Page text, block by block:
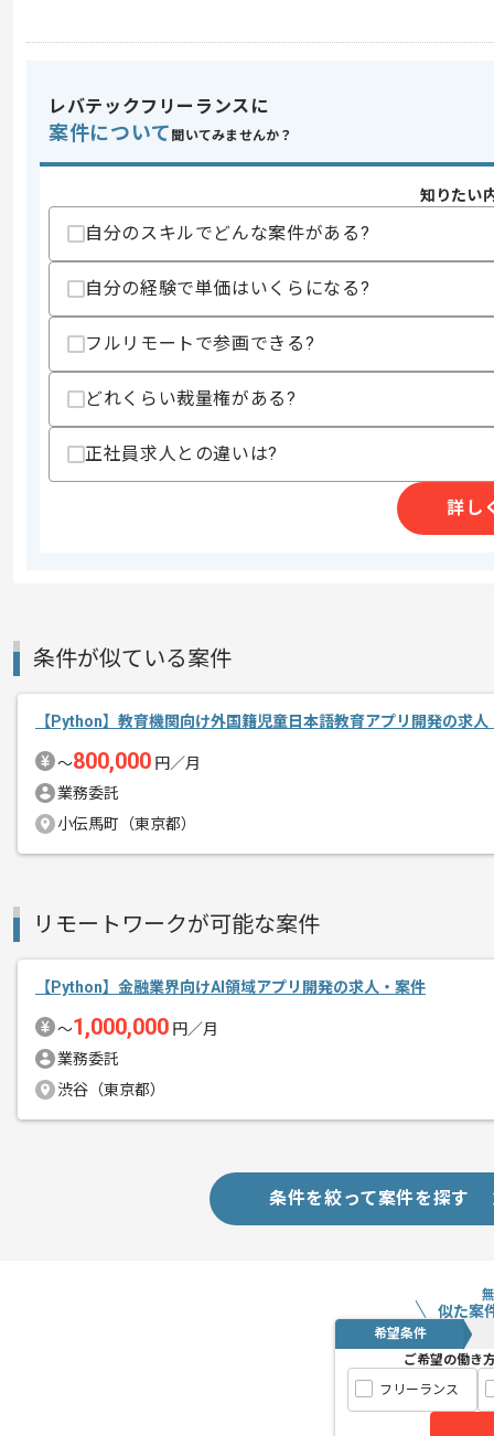
この案件のポイント
特徴
スキル
求めるスキル
・AWSでのシステム運用、保守経験1年
・Webアプリケーションサーバの運用
歓迎スキル
・機械学習を用いたレコメンドAPIの実
スキルに不安がある方へ
その他募集要項
商談回数
1回
メント
風通しが良い現場で、レバテックから
レバテックフリーランスに
案件について 聞いてみませんか？
知りたい
自分のスキルでどんな案件がある?
自分の経験で単価はいくらになる?
フルリモートで参画できる?
どれくらい裁量権がある?
正社員求人との違いは?
詳し
条件が似ている案件
【Python】教育機関向け外国籍児童日本語教育アプリ開発の求人
〜800,000 円／月
業務委託
小伝馬町（東京都）
リモートワークが可能な案件
【Python】金融業界向けAI領域アプリ開発の求人・案件
〜1,000,000 円／月
業務委託
渋谷（東京都）
条件を絞って案件を探す
似た案
希望条件
ご希望の働き
フリーランス